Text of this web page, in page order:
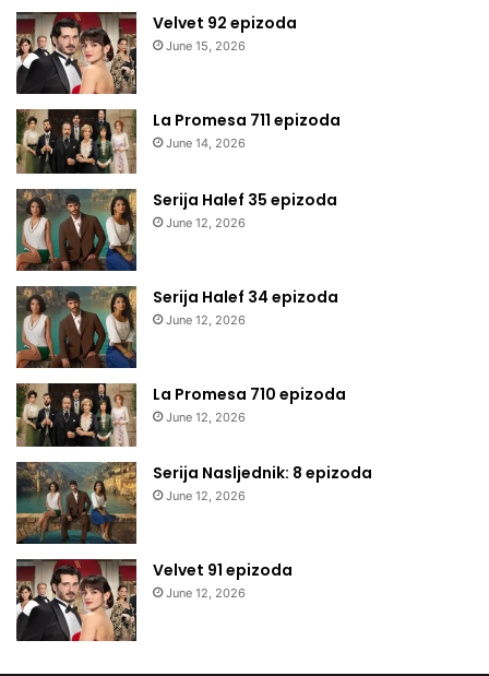
Velvet 92 epizoda
June 15, 2026
La Promesa 711 epizoda
June 14, 2026
Serija Halef 35 epizoda
June 12, 2026
Serija Halef 34 epizoda
June 12, 2026
La Promesa 710 epizoda
June 12, 2026
Serija Nasljednik: 8 epizoda
June 12, 2026
Velvet 91 epizoda
June 12, 2026